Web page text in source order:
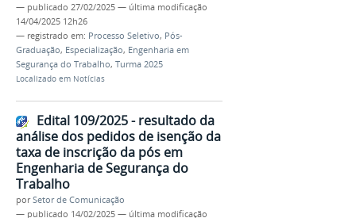
— publicado 27/02/2025 — última modificação
14/04/2025 12h26
— registrado em: Processo Seletivo, Pós-
Graduação, Especialização, Engenharia em
Segurança do Trabalho, Turma 2025
Localizado em Notícias
Edital 109/2025 - resultado da
análise dos pedidos de isenção da
taxa de inscrição da pós em
Engenharia de Segurança do
Trabalho
porSetor de Comunicação
— publicado 14/02/2025 — última modificação